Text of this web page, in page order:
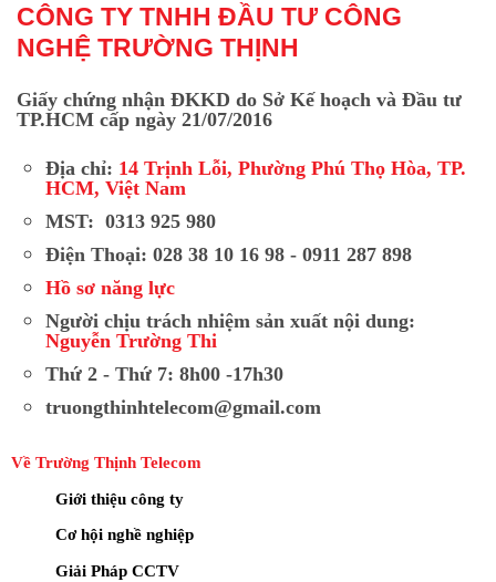
CÔNG TY TNHH ĐẦU TƯ CÔNG
NGHỆ TRƯỜNG THỊNH
Giấy chứng nhận ĐKKD do Sở Kế hoạch và Đầu tư
TP.HCM cấp ngày 21/07/2016
Địa chỉ: 14 Trịnh Lỗi, Phường Phú Thọ Hòa, TP.
HCM, Việt Nam
MST: 0313 925 980
Điện Thoại: 028 38 10 16 98 - 0911 287 898
Hồ sơ năng lực
Người chịu trách nhiệm sản xuất nội dung:
Nguyễn Trường Thi
Thứ 2 - Thứ 7: 8h00 -17h30
truongthinhtelecom@gmail.com
Về Trường Thịnh Telecom
Giới thiệu công ty
Cơ hội nghề nghiệp
Giải Pháp CCTV